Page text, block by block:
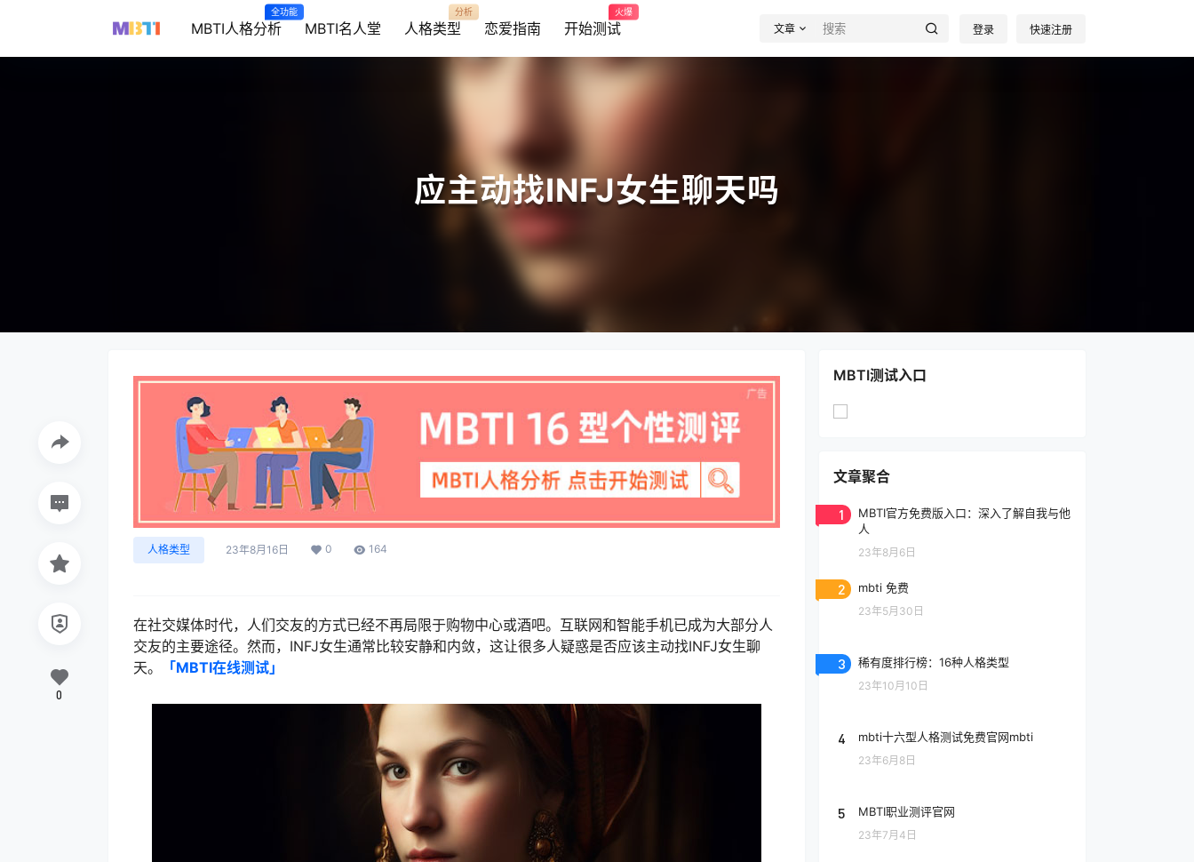
MBTI人格分析
全功能
MBTI名人堂 人格类型
分析
恋爱指南 开始测试
火爆
文章 登录 快速注册
应主动找INFJ女生聊天吗
人格类型 23年8月16日 0 164
在社交媒体时代，人们交友的方式已经不再局限于购物中心或酒吧。互联网和智能手机已成为大部分人
交友的主要途径。然而，INFJ女生通常比较安静和内敛，这让很多人疑惑是否应该主动找INFJ女生聊
天。
「MBTI在线测试​」
0
MBTI测试入口
文章聚合
1
MBTI官方免费版入口：深入了解自我与他
人
23年8月6日
2 mbti 免费
23年5月30日
3 稀有度排行榜：16种人格类型
23年10月10日
4 mbti十六型人格测试免费官网mbti
23年6月8日
5 MBTI职业测评官网
23年7月4日